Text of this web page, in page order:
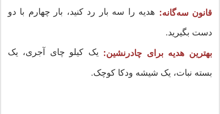
قانون سه‌گانه: هدیه را سه بار رد کنید، بار چهارم با دو
دست بگیرید.
بهترین هدیه برای چادرنشین: یک کیلو چای آجری، یک
بسته نبات، یک شیشه ودکا کوچک.